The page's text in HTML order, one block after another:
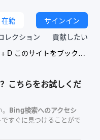
サインイン
在籍
レクション
貢献したい
Ctrl + D このサイトをブックマークする
こちらをお試しくだ
Bing検索へのアクセシ
すぐに見つけることがで